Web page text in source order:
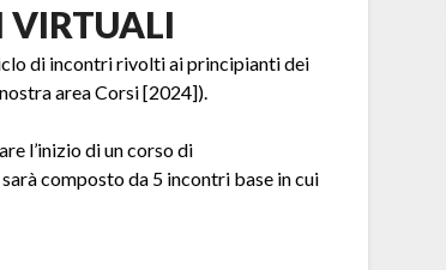
VIRTUALI
di incontri rivolti ai principianti dei
area Corsi [2024]).
l’inizio di un corso di
composto da 5 incontri base in cui